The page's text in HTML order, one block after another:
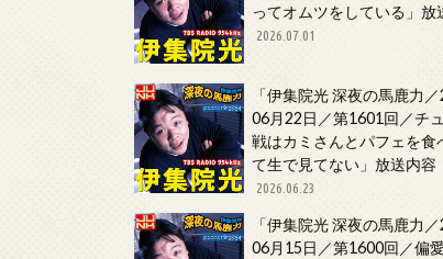
ってオムツをしている」放
2026.07.01
「伊集院光 深夜の馬鹿力
06月22日／第1601回／チ
戦はカミさんとパフェを食
て生で見てない」放送内容
2026.06.23
「伊集院光 深夜の馬鹿力
06月15日／第1600回／偏